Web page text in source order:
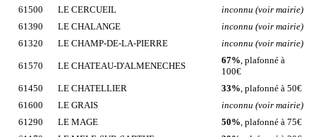
61500 LE CERCUEIL
inconnu (voir mairie)
61390
LE CHALANGE
inconnu (voir mairie)
61320
LE CHAMP-DE-LA-PIERRE inconnu (voir mairie)
61570 LE CHATEAU-D'ALMENECHES
67% , plafonné à
100€
61450
LE CHATELLIER 33% , plafonné à 50€
61600
LE GRAIS
inconnu (voir mairie)
61290
LE MAGE 50% , plafonné à 75€